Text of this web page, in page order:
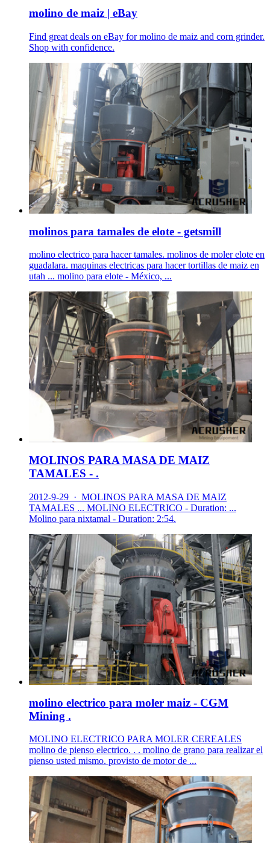
molino de maiz | eBay
Find great deals on eBay for molino de maiz and corn grinder.
Shop with confidence.
molinos para tamales de elote - getsmill
molino electrico para hacer tamales. molinos de moler elote en
guadalara. maquinas electricas para hacer tortillas de maiz en
utah ... molino para elote - México, ...
MOLINOS PARA MASA DE MAIZ
TAMALES - .
2012-9-29 · MOLINOS PARA MASA DE MAIZ
TAMALES ... MOLINO ELECTRICO - Duration: ...
Molino para nixtamal - Duration: 2:54.
molino electrico para moler maiz - CGM
Mining .
MOLINO ELECTRICO PARA MOLER CEREALES
molino de pienso electrico. . . molino de grano para realizar el
pienso usted mismo. provisto de motor de ...